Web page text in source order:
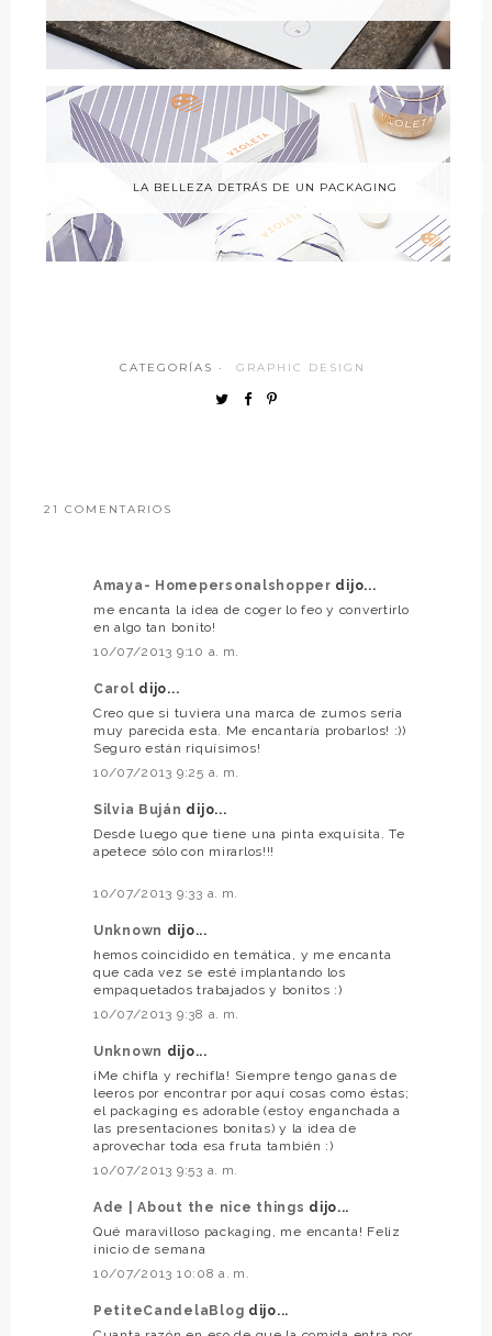
LA BELLEZA DETRÁS DE UN PACKAGING
CATEGORÍAS · GRAPHIC DESIGN
21 COMENTARIOS
Amaya- Homepersonalshopper dijo...
me encanta la idea de coger lo feo y convertirlo
en algo tan bonito!
10/07/2013 9:10 a. m.
Carol dijo...
Creo que si tuviera una marca de zumos sería
muy parecida esta. Me encantaría probarlos! :))
Seguro están riquísimos!
10/07/2013 9:25 a. m.
Silvia Buján dijo...
Desde luego que tiene una pinta exquisita. Te
apetece sólo con mirarlos!!!
10/07/2013 9:33 a. m.
Unknown dijo...
hemos coincidido en temática, y me encanta
que cada vez se esté implantando los
empaquetados trabajados y bonitos :)
10/07/2013 9:38 a. m.
Unknown dijo...
¡Me chifla y rechifla! Siempre tengo ganas de
leeros por encontrar por aquí cosas como éstas;
el packaging es adorable (estoy enganchada a
las presentaciones bonitas) y la idea de
aprovechar toda esa fruta también :)
10/07/2013 9:53 a. m.
Ade | About the nice things dijo...
Qué maravilloso packaging, me encanta! Feliz
inicio de semana
10/07/2013 10:08 a. m.
PetiteCandelaBlog dijo...